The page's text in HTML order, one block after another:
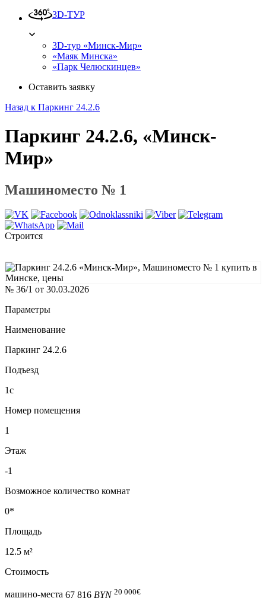
3D-ТУР
3D-тур «Минск-Мир»
«Маяк Минска»
«Парк Челюскинцев»
Оставить заявку
Назад к Паркинг 24.2.6
Паркинг 24.2.6, «Минск-
Мир»
Машиноместо № 1
Строится
№ 36/1 от 30.03.2026
Параметры
Наименование
Паркинг 24.2.6
Подъезд
1с
Номер помещения
1
Этаж
-1
Возможное количество комнат
0*
Площадь
12.5 м²
Стоимость
машино-места 67 816 BYN 20 000€